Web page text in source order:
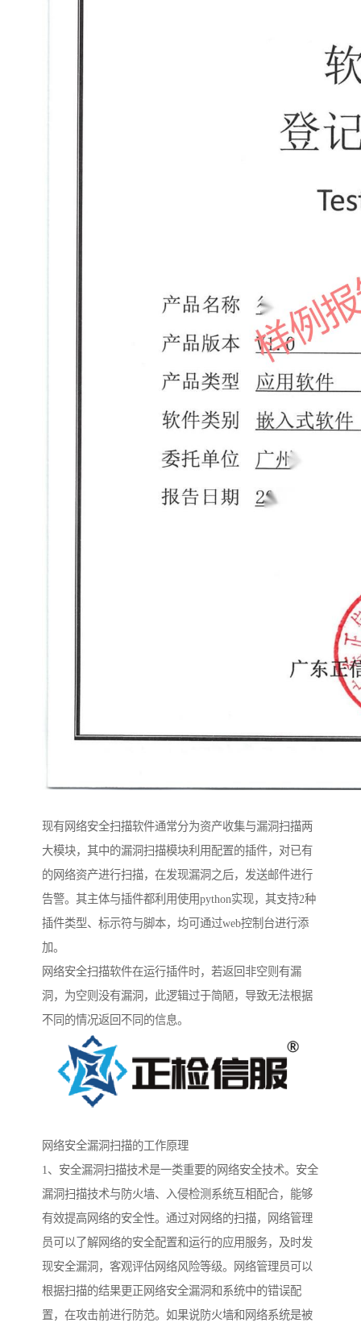
现有网络安全扫描软件通常分为资产收集与漏洞扫描两
大模块，其中的漏洞扫描模块利用配置的插件，对已有
的网络资产进行扫描，在发现漏洞之后，发送邮件进行
告警。其主体与插件都利用使用python实现，其支持2种
插件类型、标示符与脚本，均可通过web控制台进行添
加。
网络安全扫描软件在运行插件时，若返回非空则有漏
洞，为空则没有漏洞，此逻辑过于简陋，导致无法根据
不同的情况返回不同的信息。
网络安全漏洞扫描的工作原理
1、安全漏洞扫描技术是一类重要的网络安全技术。安全
漏洞扫描技术与防火墙、入侵检测系统互相配合，能够
有效提高网络的安全性。通过对网络的扫描，网络管理
员可以了解网络的安全配置和运行的应用服务，及时发
现安全漏洞，客观评估网络风险等级。网络管理员可以
根据扫描的结果更正网络安全漏洞和系统中的错误配
置，在攻击前进行防范。如果说防火墙和网络系统是被